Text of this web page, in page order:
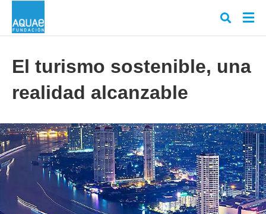
y
en
El turismo sostenible, una
realidad alcanzable